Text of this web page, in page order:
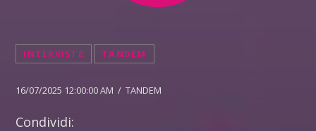
INTERVISTE TANDEM
16/07/2025 12:00:00 AM / TANDEM
Condividi: